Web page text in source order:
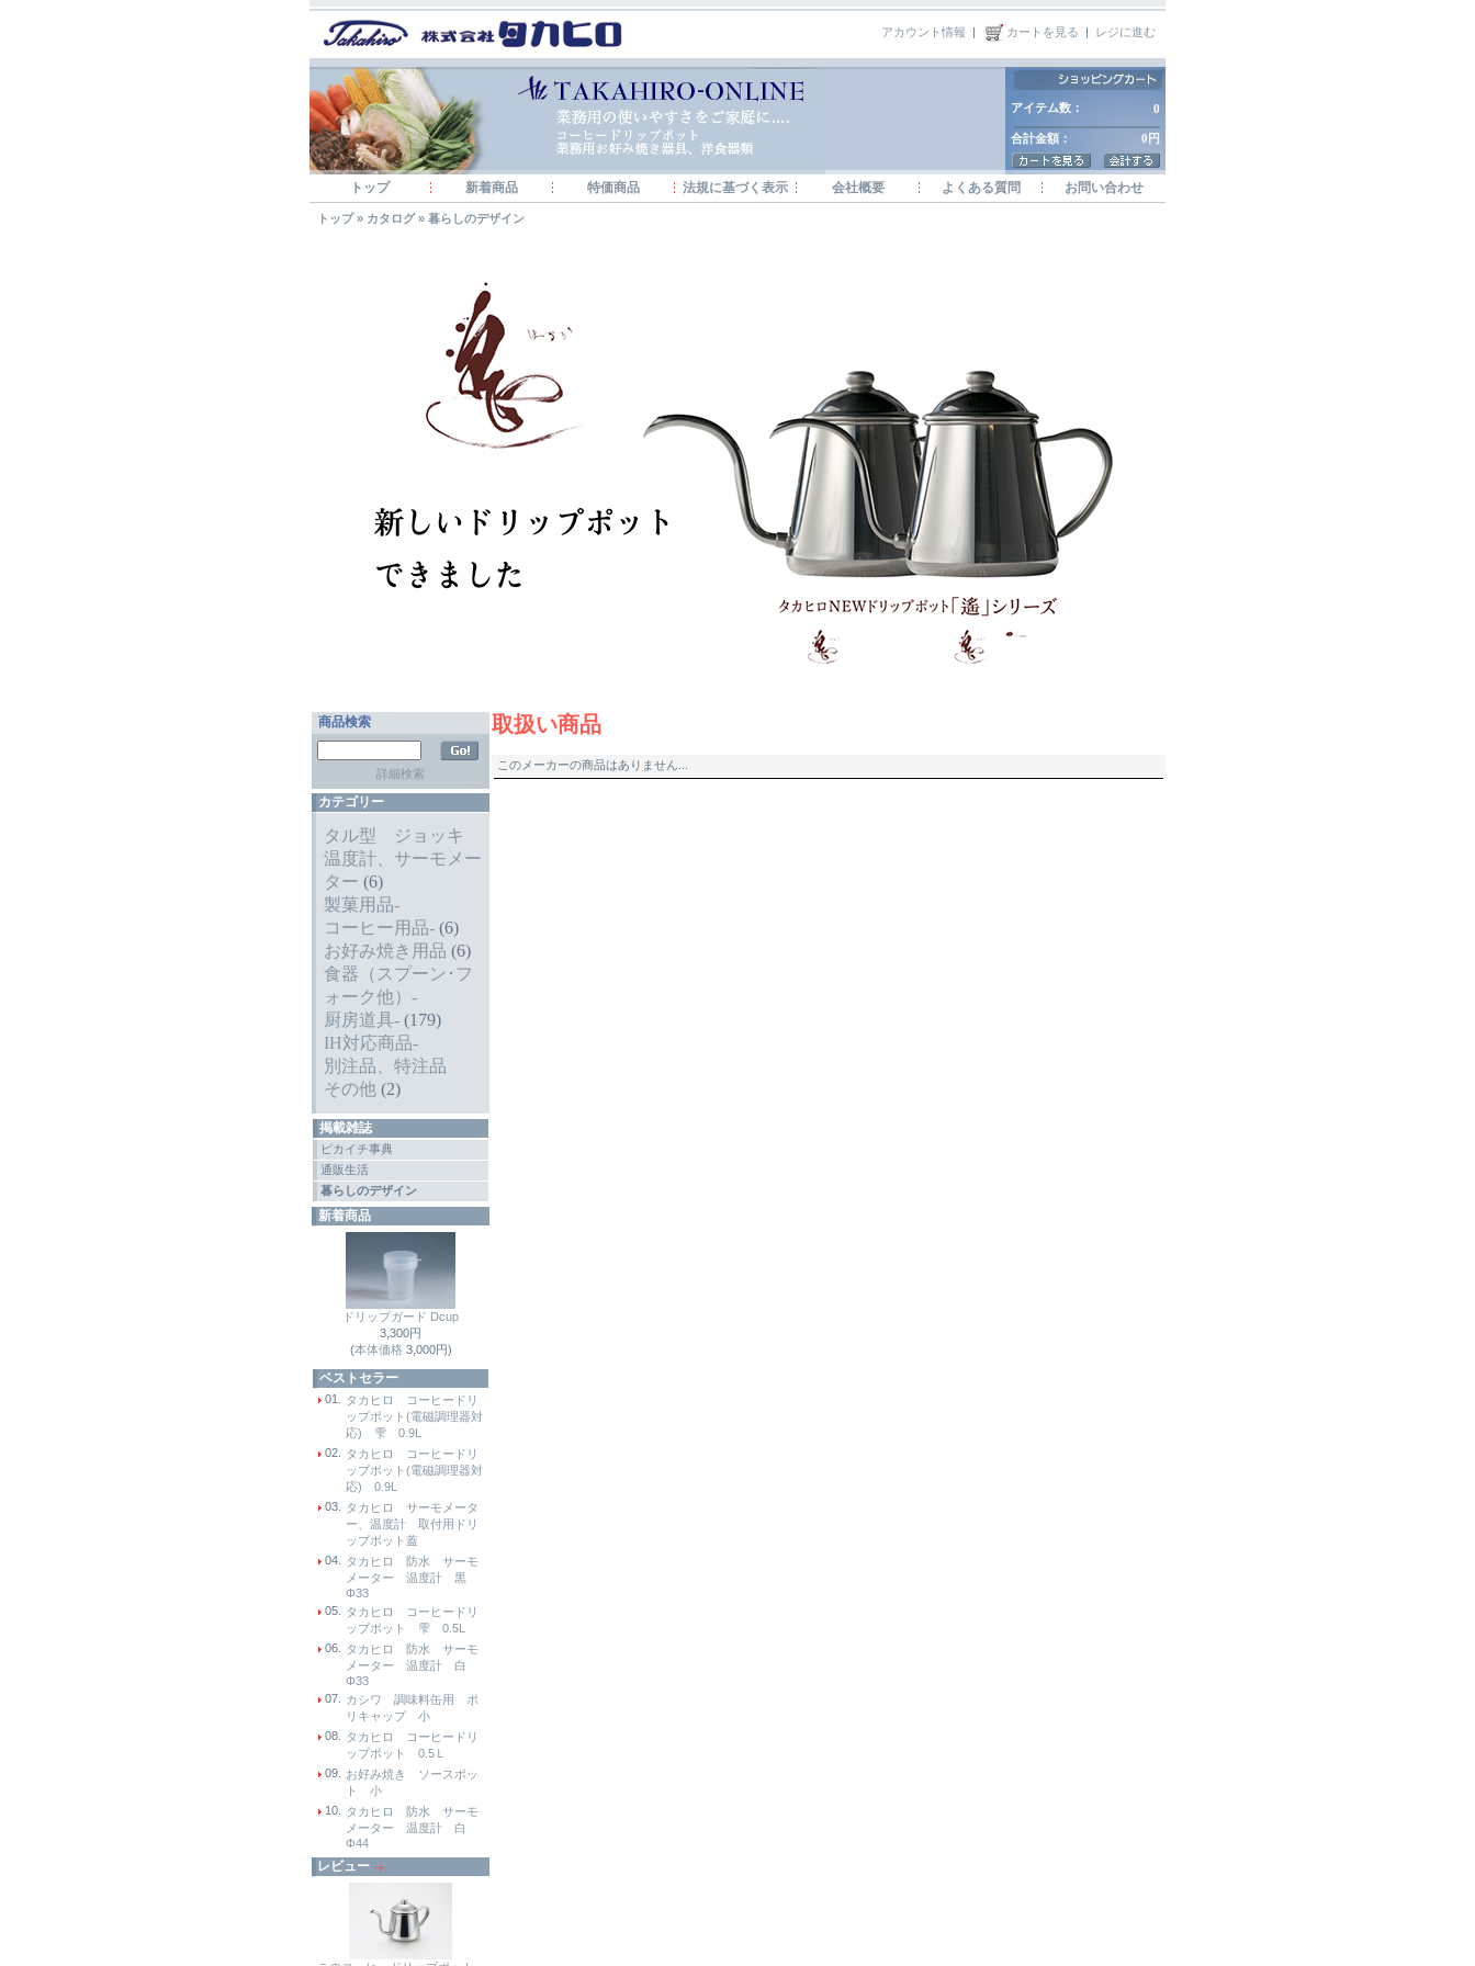
アカウント情報 | カートを見る | レジに進む
アイテム数： 0
合計金額： 0円
トップ 新着商品 特価商品 法規に基づく表示 会社概要 よくある質問 お問い合わせ
トップ» カタログ» 暮らしのデザイン
商品検索
詳細検索
カテゴリー
タル型 ジョッキ
温度計、サーモメー
ター (6)
製菓用品-
コーヒー用品- (6)
お好み焼き用品 (6)
食器（スプーン･フ
ォーク他）-
厨房道具- (179)
IH対応商品-
別注品、特注品
その他 (2)
掲載雑誌
ピカイチ事典
通販生活
暮らしのデザイン
新着商品
ドリップガード Dcup
3,300円
(本体価格3,000円)
ベストセラー
01.
タカヒロ コーヒードリ
ップポット(電磁調理器対
応) 雫 0.9L
02.
タカヒロ コーヒードリ
ップポット(電磁調理器対
応) 0.9L
03.
タカヒロ サーモメータ
ー、温度計 取付用ドリ
ップポット蓋
04.
タカヒロ 防水 サーモ
メーター 温度計 黒
Φ33
05.
タカヒロ コーヒードリ
ップポット 雫 0.5L
06.
タカヒロ 防水 サーモ
メーター 温度計 白
Φ33
07.
カシワ 調味料缶用 ポ
リキャップ 小
08.
タカヒロ コーヒードリ
ップポット 0.5Ｌ
09.
お好み焼き ソースポッ
ト 小
10.
タカヒロ 防水 サーモ
メーター 温度計 白
Φ44
レビュー
取扱い商品
このメーカーの商品はありません...